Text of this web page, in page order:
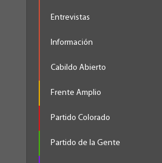
Entrevistas
Información
Cabildo Abierto
Frente Amplio
Partido Colorado
Partido de la Gente